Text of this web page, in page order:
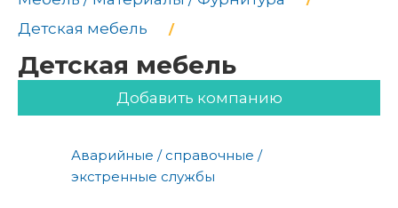
Детская мебель
Детская мебель
Добавить компанию
Аварийные / справочные /
экстренные службы